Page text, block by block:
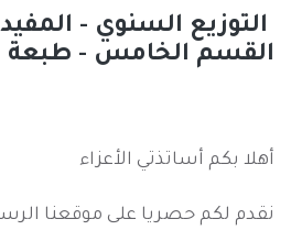
التوزيع السنوي -
القسم الخامس - طبعة
أهلا بكم أساتذتي الأعزاء
نقدم لكم حصريا على موقعنا